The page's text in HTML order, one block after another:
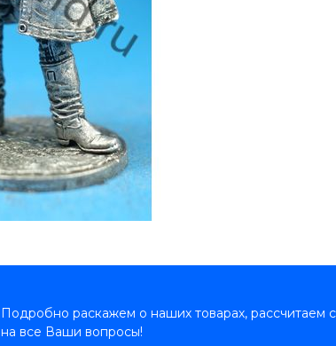
Подробно раскажем о наших товарах, рассчитаем
на все Ваши вопросы!